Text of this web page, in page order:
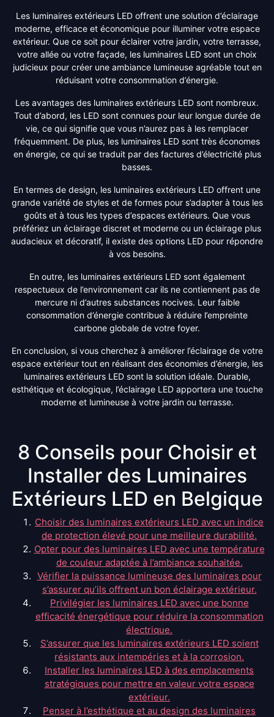
Les luminaires extérieurs LED offrent une solution d’éclairage
moderne, efficace et économique pour illuminer votre espace
extérieur. Que ce soit pour éclairer votre jardin, votre terrasse,
votre allée ou votre façade, les luminaires LED sont un choix
judicieux pour créer une ambiance lumineuse agréable tout en
réduisant votre consommation d’énergie.
Les avantages des luminaires extérieurs LED sont nombreux.
Tout d’abord, les LED sont connues pour leur longue durée de
vie, ce qui signifie que vous n’aurez pas à les remplacer
fréquemment. De plus, les luminaires LED sont très économes
en énergie, ce qui se traduit par des factures d’électricité plus
basses.
En termes de design, les luminaires extérieurs LED offrent une
grande variété de styles et de formes pour s’adapter à tous les
goûts et à tous les types d’espaces extérieurs. Que vous
préfériez un éclairage discret et moderne ou un éclairage plus
audacieux et décoratif, il existe des options LED pour répondre
à vos besoins.
En outre, les luminaires extérieurs LED sont également
respectueux de l’environnement car ils ne contiennent pas de
mercure ni d’autres substances nocives. Leur faible
consommation d’énergie contribue à réduire l’empreinte
carbone globale de votre foyer.
En conclusion, si vous cherchez à améliorer l’éclairage de votre
espace extérieur tout en réalisant des économies d’énergie, les
luminaires extérieurs LED sont la solution idéale. Durable,
esthétique et écologique, l’éclairage LED apportera une touche
moderne et lumineuse à votre jardin ou terrasse.
8 Conseils pour Choisir et
Installer des Luminaires
Extérieurs LED en Belgique
Choisir des luminaires extérieurs LED avec un indice
de protection élevé pour une meilleure durabilité.
Opter pour des luminaires LED avec une température
de couleur adaptée à l’ambiance souhaitée.
Vérifier la puissance lumineuse des luminaires pour
s’assurer qu’ils offrent un bon éclairage extérieur.
Privilégier les luminaires LED avec une bonne
efficacité énergétique pour réduire la consommation
électrique.
S’assurer que les luminaires extérieurs LED soient
résistants aux intempéries et à la corrosion.
Installer les luminaires LED à des emplacements
stratégiques pour mettre en valeur votre espace
extérieur.
Penser à l’esthétique et au design des luminaires